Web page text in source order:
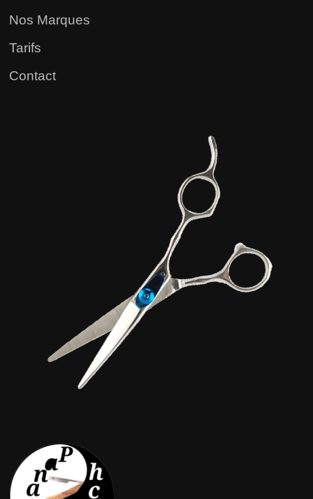
Nos Marques
Tarifs
Contact